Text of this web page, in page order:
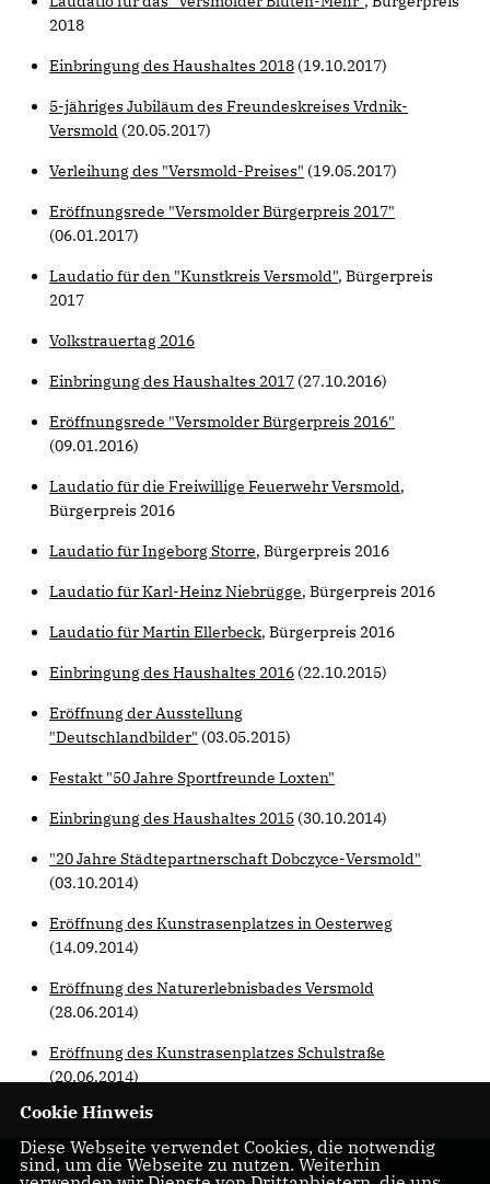
2018
Einbringung des Haushaltes 2018 (19.10.2017)
5-jähriges Jubiläum des Freundeskreises Vrdnik-
Versmold (20.05.2017)
Verleihung des "Versmold-Preises" (19.05.2017)
Eröffnungsrede "Versmolder Bürgerpreis 2017"
(06.01.2017)
Laudatio für den "Kunstkreis Versmold", Bürgerpreis
2017
Volkstrauertag 2016
Einbringung des Haushaltes 2017 (27.10.2016)
Eröffnungsrede "Versmolder Bürgerpreis 2016"
(09.01.2016)
Laudatio für die Freiwillige Feuerwehr Versmold,
Bürgerpreis 2016
Laudatio für Ingeborg Storre, Bürgerpreis 2016
Laudatio für Karl-Heinz Niebrügge, Bürgerpreis 2016
Laudatio für Martin Ellerbeck, Bürgerpreis 2016
Einbringung des Haushaltes 2016 (22.10.2015)
Eröffnung der Ausstellung
"Deutschlandbilder" (03.05.2015)
Festakt "50 Jahre Sportfreunde Loxten"
Einbringung des Haushaltes 2015 (30.10.2014)
"20 Jahre Städtepartnerschaft Dobczyce-Versmold"
(03.10.2014)
Eröffnung des Kunstrasenplatzes in Oesterweg
(14.09.2014)
Eröffnung des Naturerlebnisbades Versmold
(28.06.2014)
Eröffnung des Kunstrasenplatzes Schulstraße
(20.06.2014)
Michael Meyer-
Cookie Hinweis
Diese Webseite verwendet Cookies, die notwendig
sind, um die Webseite zu nutzen. Weiterhin